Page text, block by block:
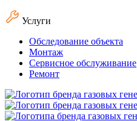
Услуги
Обследование объекта
Монтаж
Сервисное обслуживание
Ремонт